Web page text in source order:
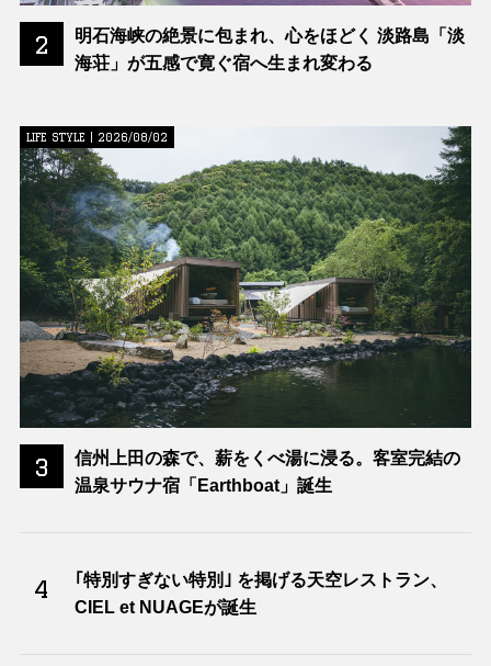
2
明石海峡の絶景に包まれ、心をほどく 淡路島「淡
海荘」が五感で寛ぐ宿へ生まれ変わる
3
LIFE STYLE | 2026/08/02
信州上田の森で、薪をくべ湯に浸る。客室完結の
温泉サウナ宿「Earthboat」誕生
4
｢特別すぎない特別｣ を掲げる天空レストラン、
CIEL et NUAGEが誕生